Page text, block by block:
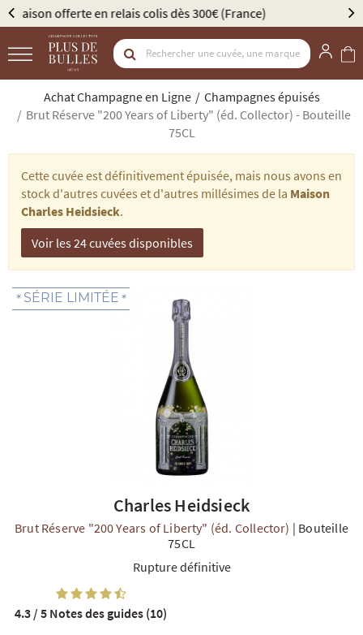
NOS COFFRETS DÉCOUVERTES NOS MEILLEURES VENTES
Élu Meilleur Caviste Champagne par Gault & Millau
Achat Champagne en Ligne
Champagnes épuisés
Brut Réserve "200 Years of Liberty" (éd. Collector) - Bouteille
75CL
Cette cuvée est définitivement épuisée, mais nous avons en
stock d'autres cuvées et d'autres millésimes de la Maison
Charles Heidsieck.
Voir les 24 cuvées disponibles
SÉRIE LIMITÉE
Charles Heidsieck
Brut Réserve "200 Years of Liberty" (éd. Collector) | Bouteille
75CL
Rupture définitive
4.3 / 5 Notes des guides (10)